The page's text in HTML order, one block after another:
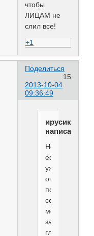
чтобы
ЛИЦАМ не
слил все!
+1
Поделиться
15
2013-10-04
09:36:49
ирусик
написал(а):
Но
если
уж
очень
понравится
собака
может
закрыть
глаза